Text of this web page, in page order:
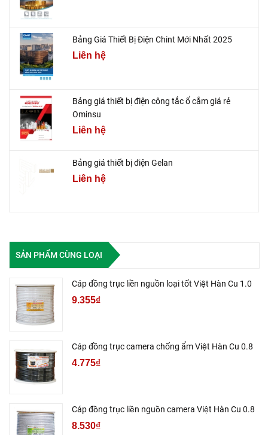
Bảng Giá Thiết Bị Điện Chint Mới Nhất 2025
Liên hệ
Bảng giá thiết bị điện công tắc ổ cắm giá rẻ
Ominsu
Liên hệ
Bảng giá thiết bị điện Gelan
Liên hệ
SẢN PHẨM CÙNG LOẠI
Cáp đồng trục liền nguồn loại tốt Việt Hàn Cu 1.0
9.355₫
Cáp đồng trục camera chống ẩm Việt Hàn Cu 0.8
4.775₫
Cáp đồng trục liền nguồn camera Việt Hàn Cu 0.8
8.530₫